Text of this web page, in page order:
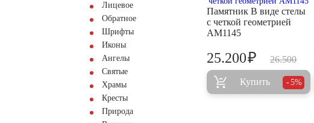
Лицевое
Обратное
Шрифты
Иконы
Ангелы
Святые
Храмы
Кресты
Природа
Памятник В виде стелы
с четкой геометрией
AM1145
26.500
25.200₽
Купить 5%